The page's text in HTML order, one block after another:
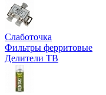
Слаботочка
Фильтры ферритовые
Делители ТВ